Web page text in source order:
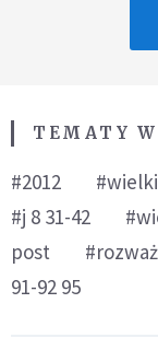
TEMATY
#2012
#j 8 31-42
post
91-92 95